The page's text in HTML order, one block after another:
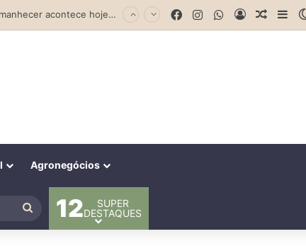
Facebook
InstagramWhatsApp
EntrarArtigo
Agronegócios
Procurar
por
12
SUPER
DESTAQUES